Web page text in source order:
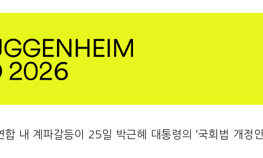
내 계파갈등이 25일 박근혜 대통령의 ‘국회법 개정